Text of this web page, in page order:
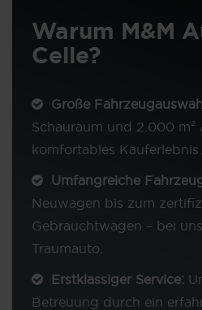
Warum M&M
Celle?
Große
Schauraum und 2.000
komfortables Kauferlebnis.
Umfangreiche
Neuwagen bis zum
Gebrauchtwagen – bei
Traumauto.
Erstklassiger Service:
Betreuung durch ein